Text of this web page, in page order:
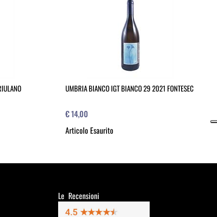
UMBRIA BIANCO IGT BIANCO 29 2021 FONTESEC
€ 14,00
Articolo Esaurito
Le Recensioni